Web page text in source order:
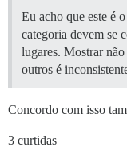
Eu acho que este é
categoria devem se
lugares. Mostrar
outros é
Concordo com isso
3 curtidas